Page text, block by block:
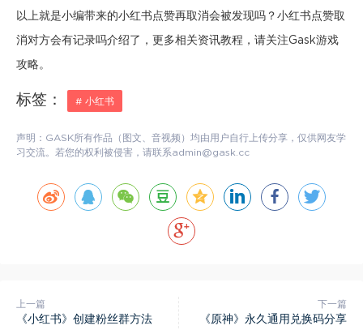
以上就是小编带来的小红书点赞再取消会被发现吗？小红书点赞取
消对方会有记录吗介绍了，更多相关资讯教程，请关注Gask游戏
攻略。
标签： # 小红书
声明：GASK所有作品（图文、音视频）均由用户自行上传分享，仅供网友学
习交流。若您的权利被侵害，请联系admin@gask.cc
上一篇
《小红书》创建粉丝群方法
下一篇
《原神》永久通用兑换码分享